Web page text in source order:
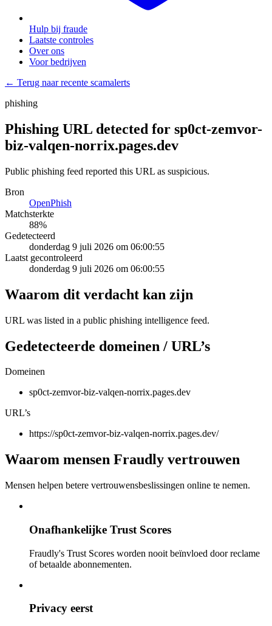
Hulp bij fraude
Laatste controles
Over ons
Voor bedrijven
← Terug naar recente scamalerts
phishing
Phishing URL detected for sp0ct-zemvor-
biz-valqen-norrix.pages.dev
Public phishing feed reported this URL as suspicious.
Bron
OpenPhish
Matchsterkte
88%
Gedetecteerd
donderdag 9 juli 2026 om 06:00:55
Laatst gecontroleerd
donderdag 9 juli 2026 om 06:00:55
Waarom dit verdacht kan zijn
URL was listed in a public phishing intelligence feed.
Gedetecteerde domeinen / URL’s
Domeinen
sp0ct-zemvor-biz-valqen-norrix.pages.dev
URL’s
https://sp0ct-zemvor-biz-valqen-norrix.pages.dev/
Waarom mensen Fraudly vertrouwen
Mensen helpen betere vertrouwensbeslissingen online te nemen.
Onafhankelijke Trust Scores
Fraudly's Trust Scores worden nooit beïnvloed door reclame
of betaalde abonnementen.
Privacy eerst